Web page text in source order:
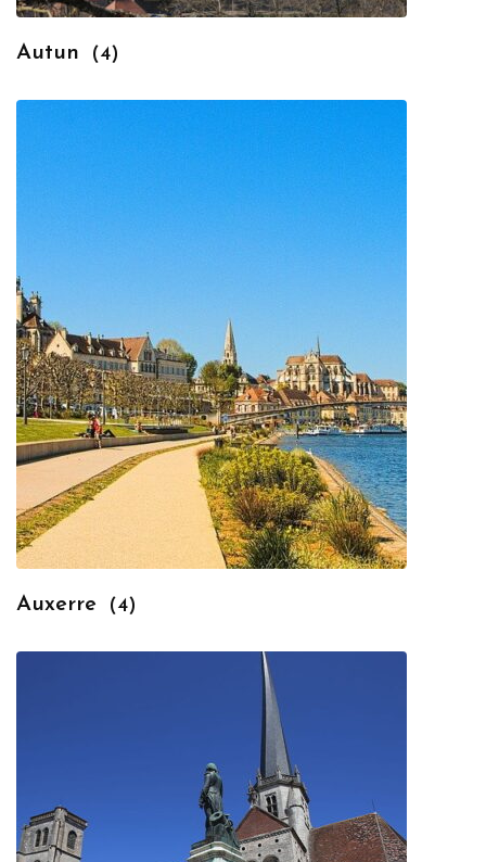
Autun (4)
Auxerre (4)